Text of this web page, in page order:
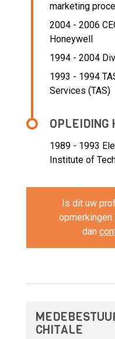
marketing
2004 - 2006
Honeywell
1994 - 2004
1993 - 1994
Services (TAS)
OPLEIDING
1989 - 1993
Institute of
Is dit uw
dan
CHITALE